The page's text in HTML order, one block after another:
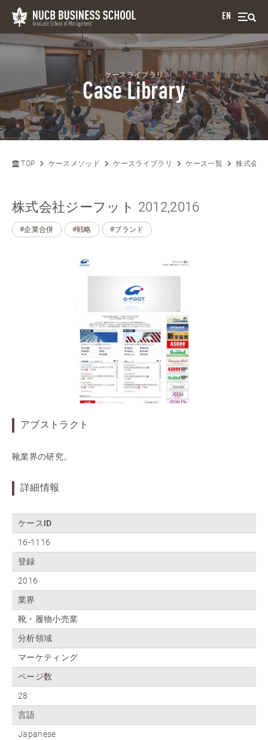
EN
ケースライブラリ
Case Library
TOP ケースメソッド ケースライブラリ ケース一覧 株式会社
株式会社ジーフット 2012,2016
#企業合併 #戦略 #ブランド
アブストラクト
靴業界の研究。
詳細情報
ケースID
16-1116
登録
2016
業界
靴・履物小売業
分析領域
マーケティング
ページ数
28
言語
Japanese